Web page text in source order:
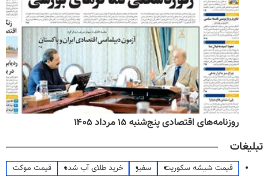
روزنامه‌های اقتصادی پنج‌شنبه ۱۵ مرداد ۱۴۰۵
تبلیغات
قیمت شیشه سکوریت سفیر خرید طلای آب شده
قیمت موکت